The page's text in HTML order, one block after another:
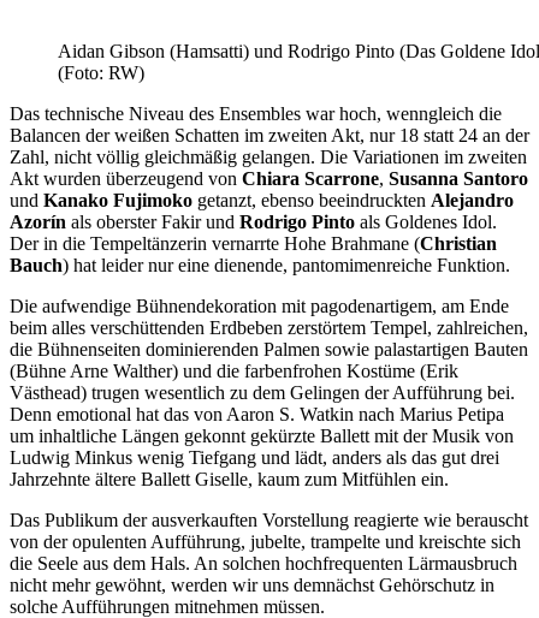
Aidan Gibson (Hamsatti) und Rodrigo Pinto (Das Goldene
(Foto: RW)
Das technische Niveau des Ensembles war hoch, wenngleich die
Balancen der weißen Schatten im zweiten Akt, nur 18 statt 24 an der
Zahl, nicht völlig gleichmäßig gelangen. Die Variationen im zweiten
Akt wurden überzeugend von Chiara Scarrone, Susanna Santoro
und Kanako Fujimoko getanzt, ebenso beeindruckten Alejandro
Azorín als oberster Fakir und Rodrigo Pinto als Goldenes Idol.
Der in die Tempeltänzerin vernarrte Hohe Brahmane (Christian
Bauch) hat leider nur eine dienende, pantomimenreiche Funktion.
Die aufwendige Bühnendekoration mit pagodenartigem, am Ende
beim alles verschüttenden Erdbeben zerstörtem Tempel, zahlreichen,
die Bühnenseiten dominierenden Palmen sowie palastartigen Bauten
(Bühne Arne Walther) und die farbenfrohen Kostüme (Erik
Västhead) trugen wesentlich zu dem Gelingen der Aufführung bei.
Denn emotional hat das von Aaron S. Watkin nach Marius Petipa
um inhaltliche Längen gekonnt gekürzte Ballett mit der Musik von
Ludwig Minkus wenig Tiefgang und lädt, anders als das gut drei
Jahrzehnte ältere Ballett Giselle, kaum zum Mitfühlen ein.
Das Publikum der ausverkauften Vorstellung reagierte wie berauscht
von der opulenten Aufführung, jubelte, trampelte und kreischte sich
die Seele aus dem Hals. An solchen hochfrequenten Lärmausbruch
nicht mehr gewöhnt, werden wir uns demnächst Gehörschutz in
solche Aufführungen mitnehmen müssen.